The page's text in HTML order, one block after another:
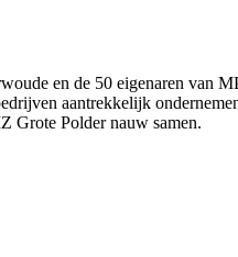
en de 50 eigenaren
aantrekkelijk
Grote Polder nauw samen.